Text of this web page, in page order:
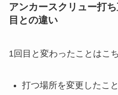
アンカースクリュー打
目との違い
1回目と変わったことはこ
打つ場所を変更したこと